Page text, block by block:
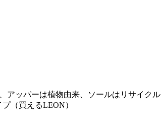
アッパーは植物由来、ソールはリサイ
（買えるLEON）